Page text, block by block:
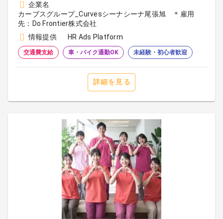
企業名
カーブスグループ_Curvesシーナシーナ尾張旭 ＊雇用
先：Do Frontier株式会社
情報提供
HR Ads Platform
交通費支給 車・バイク通勤OK 未経験・初心者歓迎
詳細を見る